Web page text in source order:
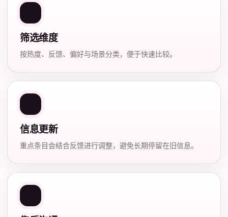
筛选维度
按热度、反馈、偏好与场景分类，便于快速比较。
信息更新
重点条目会结合反馈进行调整，避免长期停留在旧信息。